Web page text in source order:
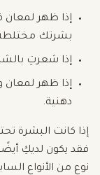
إذا ظهر لمعان
بشرتك
إذا شعرتِ
إذا ظهر
دهنية.
إذا كانت البشرة
فقد يكون لديكِ
نوع من الأنواع